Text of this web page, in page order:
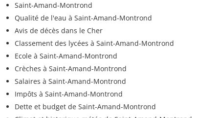
Saint-Amand-Montrond
Qualité de l'eau à Saint-Amand-Montrond
Avis de décès dans le Cher
Classement des lycées à Saint-Amand-Montrond
Ecole à Saint-Amand-Montrond
Crèches à Saint-Amand-Montrond
Salaires à Saint-Amand-Montrond
Impôts à Saint-Amand-Montrond
Dette et budget de Saint-Amand-Montrond